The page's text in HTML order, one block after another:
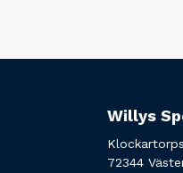
Willys
72344